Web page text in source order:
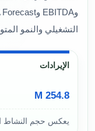
التشغيلي والنمو
الإيرادات
254.8 M
يعكس حجم النشاط